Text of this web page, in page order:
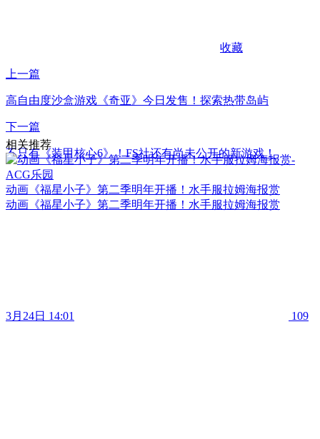
收藏
上一篇
高自由度沙盒游戏《奇亚》今日发售！探索热带岛屿
下一篇
不只有《装甲核心6》！FS社还有尚未公开的新游戏！
相关推荐
动画《福星小子》第二季明年开播！水手服拉姆海报赏
动画《福星小子》第二季明年开播！水手服拉姆海报赏
3月24日 14:01 109